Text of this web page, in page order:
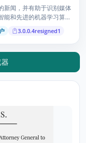
新闻，并有助于识别媒体
能和先进的机器学习算法
见（如果有）的扩展。
3.0.0.4resigned1